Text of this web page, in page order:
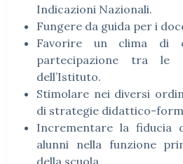
Indicazioni Nazionali.
Fungere da guida per i
Favorire un clima di
partecipazione tra le
dell’Istituto.
Stimolare nei diversi
di strategie didattico-
Incrementare la fiducia
alunni nella funzione
della scuola